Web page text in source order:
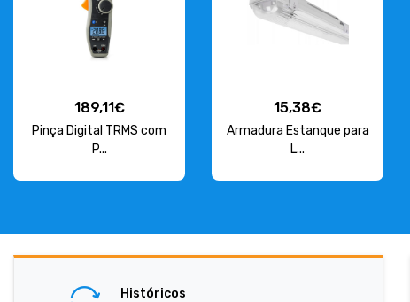
189,11€
Pinça Digital TRMS com
P...
15,38€
Armadura Estanque para
L...
Históricos